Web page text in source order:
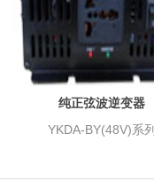
纯正弦波逆变器
YKDA-BY(48V)系